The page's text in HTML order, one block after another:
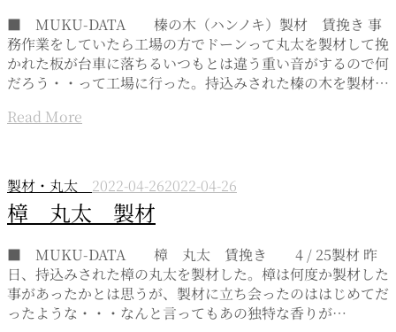
■ MUKU-DATA 榛の木（ハンノキ）製材 賃挽き 事
務作業をしていたら工場の方でドーンって丸太を製材して挽
かれた板が台車に落ちるいつもとは違う重い音がするので何
だろう・・って工場に行った。持込みされた榛の木を製材…
Read More
製材・丸太 2022-04-262022-04-26
樟 丸太 製材
■ MUKU-DATA 樟 丸太 賃挽き 4 / 25製材 昨
日、持込みされた樟の丸太を製材した。樟は何度か製材した
事があったかとは思うが、製材に立ち会ったのははじめてだ
ったような・・・なんと言ってもあの独特な香りが…